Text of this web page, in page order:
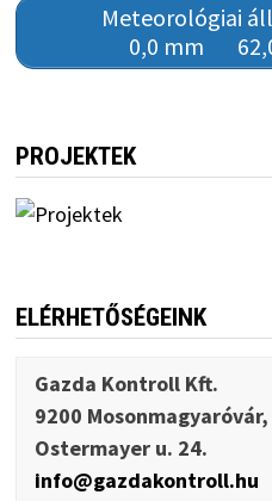
Meteorológiai
0,0 mm
PROJEKTEK
ELÉRHETŐSÉGEINK
Gazda Kontroll Kft.
9200 Mosonmagyaróvár,
Ostermayer u. 24.
info@gazdakontroll.hu